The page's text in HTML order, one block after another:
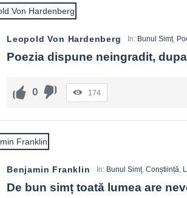
Leopold Von Hardenberg In: Bunul Simț,
Poezia dispune neingradit,
0 174
Benjamin Franklin In: Bunul Simț, Conștiință,
De bun simț toată lumea are